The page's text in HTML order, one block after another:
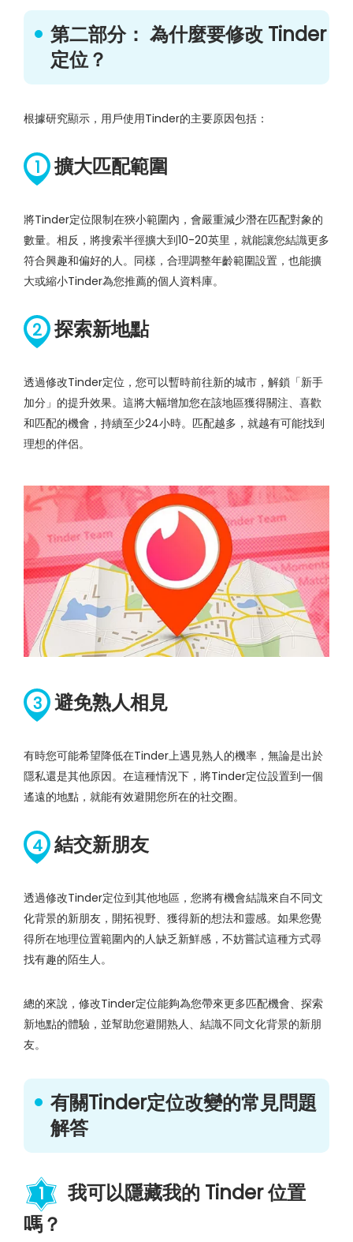
第二部分： 為什麼要修改 Tinder
定位？
根據研究顯示，用戶使用Tinder的主要原因包括：
1 擴大匹配範圍
將Tinder定位限制在狹小範圍內，會嚴重減少潛在匹配對象的
數量。相反，將搜索半徑擴大到10-20英里，就能讓您結識更多
符合興趣和偏好的人。同樣，合理調整年齡範圍設置，也能擴
大或縮小Tinder為您推薦的個人資料庫。
2 探索新地點
透過修改Tinder定位，您可以暫時前往新的城市，解鎖「新手
加分」的提升效果。這將大幅增加您在該地區獲得關注、喜歡
和匹配的機會，持續至少24小時。匹配越多，就越有可能找到
理想的伴侶。
3 避免熟人相見
有時您可能希望降低在Tinder上遇見熟人的機率，無論是出於
隱私還是其他原因。在這種情況下，將Tinder定位設置到一個
遙遠的地點，就能有效避開您所在的社交圈。
4 結交新朋友
透過修改Tinder定位到其他地區，您將有機會結識來自不同文
化背景的新朋友，開拓視野、獲得新的想法和靈感。如果您覺
得所在地理位置範圍內的人缺乏新鮮感，不妨嘗試這種方式尋
找有趣的陌生人。
總的來說，修改Tinder定位能夠為您帶來更多匹配機會、探索
新地點的體驗，並幫助您避開熟人、結識不同文化背景的新朋
友。
有關Tinder定位改變的常見問題
解答
1
我可以隱藏我的 Tinder 位置
嗎？